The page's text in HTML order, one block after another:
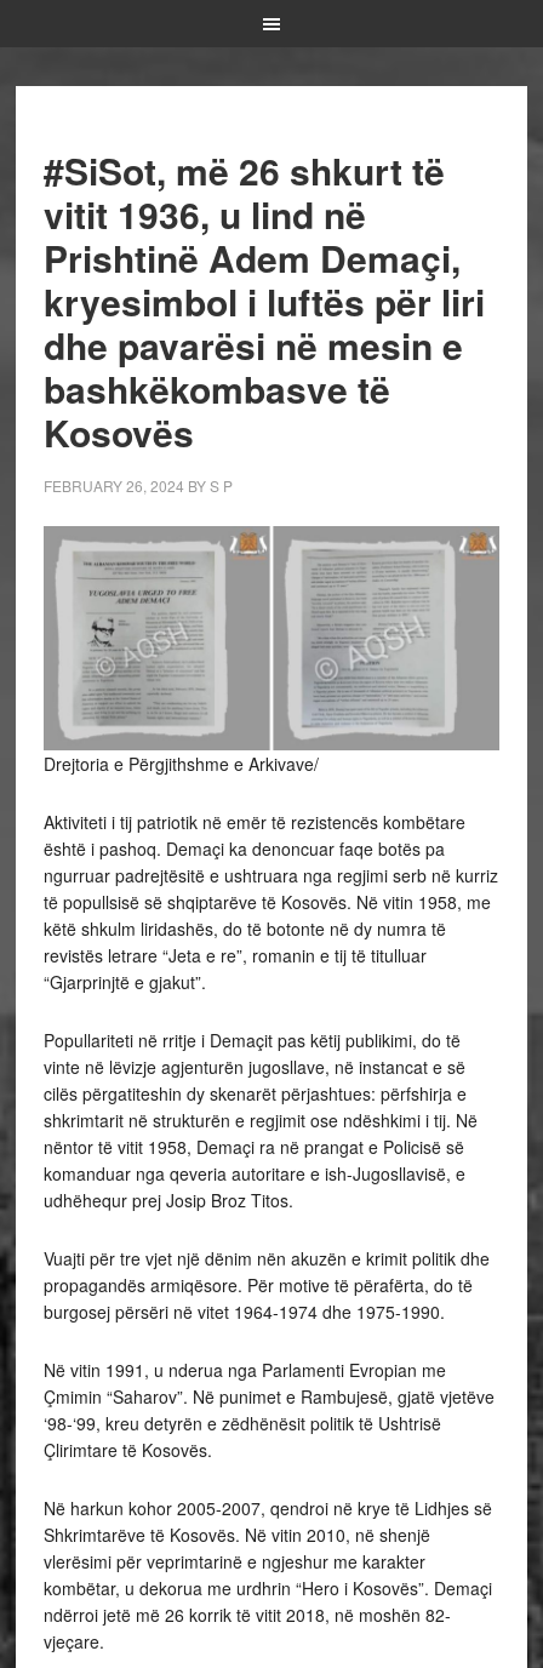
#SiSot, më 26 shkurt të
vitit 1936, u lind në
Prishtinë Adem Demaçi,
kryesimbol i luftës për liri
dhe pavarësi në mesin e
bashkëkombasve të
Kosovës
FEBRUARY 26, 2024 BYS P
Drejtoria e Përgjithshme e Arkivave/
Aktiviteti i tij patriotik në emër të rezistencës kombëtare
është i pashoq. Demaçi ka denoncuar faqe botës pa
ngurruar padrejtësitë e ushtruara nga regjimi serb në kurriz
të popullsisë së shqiptarëve të Kosovës. Në vitin 1958, me
këtë shkulm liridashës, do të botonte në dy numra të
revistës letrare “Jeta e re”, romanin e tij të titulluar
“Gjarprinjtë e gjakut”.
Popullariteti në rritje i Demaçit pas këtij publikimi, do të
vinte në lëvizje agjenturën jugosllave, në instancat e së
cilës përgatiteshin dy skenarët përjashtues: përfshirja e
shkrimtarit në strukturën e regjimit ose ndëshkimi i tij. Në
nëntor të vitit 1958, Demaçi ra në prangat e Policisë së
komanduar nga qeveria autoritare e ish-Jugosllavisë, e
udhëhequr prej Josip Broz Titos.
Vuajti për tre vjet një dënim nën akuzën e krimit politik dhe
propagandës armiqësore. Për motive të përafërta, do të
burgosej përsëri në vitet 1964-1974 dhe 1975-1990.
Në vitin 1991, u nderua nga Parlamenti Evropian me
Çmimin “Saharov”. Në punimet e Rambujesë, gjatë vjetëve
‘98-‘99, kreu detyrën e zëdhënësit politik të Ushtrisë
Çlirimtare të Kosovës.
Në harkun kohor 2005-2007, qendroi në krye të Lidhjes së
Shkrimtarëve të Kosovës. Në vitin 2010, në shenjë
vlerësimi për veprimtarinë e ngjeshur me karakter
kombëtar, u dekorua me urdhrin “Hero i Kosovës”. Demaçi
ndërroi jetë më 26 korrik të vitit 2018, në moshën 82-
vjeçare.